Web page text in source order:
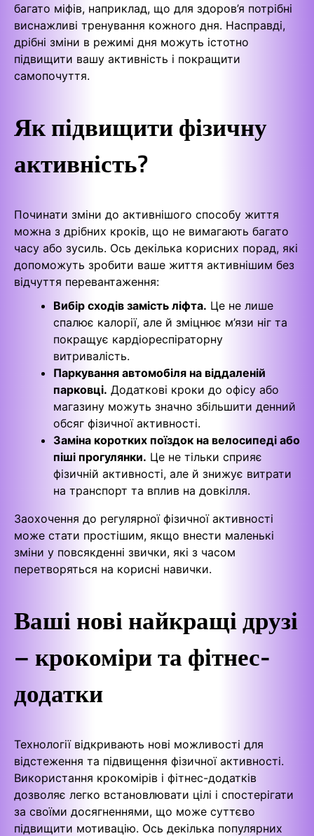
багато міфів, наприклад, що для здоров’я потрібні
виснажливі тренування кожного дня. Насправді,
дрібні зміни в режимі дня можуть істотно
підвищити вашу активність і покращити
самопочуття.
Як підвищити фізичну
активність?
Починати зміни до активнішого способу життя
можна з дрібних кроків, що не вимагають багато
часу або зусиль. Ось декілька корисних порад, які
допоможуть зробити ваше життя активнішим без
відчуття перевантаження:
Вибір сходів замість ліфта. Це не лише
спалює калорії, але й зміцнює м’язи ніг та
покращує кардіореспіраторну
витривалість.
Паркування автомобіля на віддаленій
парковці. Додаткові кроки до офісу або
магазину можуть значно збільшити денний
обсяг фізичної активності.
Заміна коротких поїздок на велосипеді або
піші прогулянки. Це не тільки сприяє
фізичній активності, але й знижує витрати
на транспорт та вплив на довкілля.
Заохочення до регулярної фізичної активності
може стати простішим, якщо внести маленькі
зміни у повсякденні звички, які з часом
перетворяться на корисні навички.
Ваші нові найкращі друзі
– крокоміри та фітнес-
додатки
Технології відкривають нові можливості для
відстеження та підвищення фізичної активності.
Використання крокомірів і фітнес-додатків
дозволяє легко встановлювати цілі і спостерігати
за своїми досягненнями, що може суттєво
підвищити мотивацію. Ось декілька популярних